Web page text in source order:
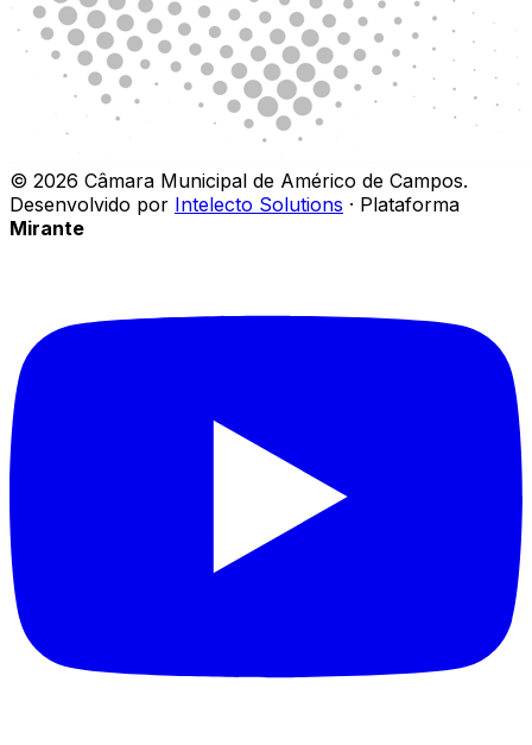
© 2026 Câmara Municipal de Américo de Campos.
Desenvolvido por Intelecto Solutions · Plataforma
Mirante